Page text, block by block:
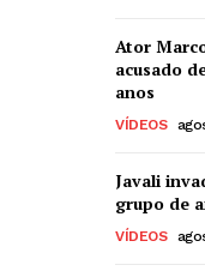
Ator
acusado
anos
VÍDEOS
Javali
grupo de
VÍDEOS